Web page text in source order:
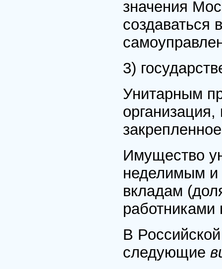
значения
создаваться
3)
Унитарным
Имущество
неделимым и
вкладам
работниками
В
следующие